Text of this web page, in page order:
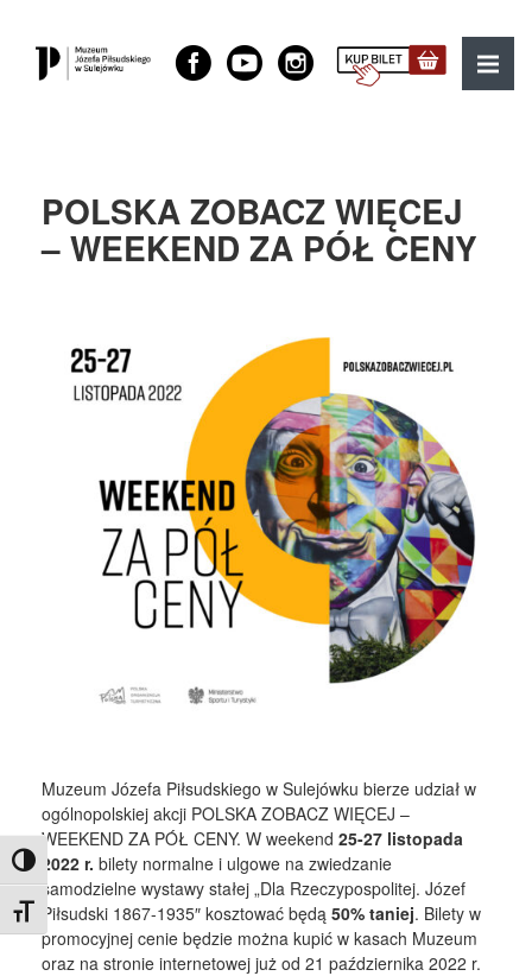
Toggle High Contrast
Toggle Font size
Muzeum Józefa Piłsudskiego w Sulejówku
MENU
POLSKA ZOBACZ WIĘCEJ
– WEEKEND ZA PÓŁ CENY
Muzeum Józefa Piłsudskiego w Sulejówku bierze udział w
ogólnopolskiej akcji POLSKA ZOBACZ WIĘCEJ –
WEEKEND ZA PÓŁ CENY. W weekend 25-27 listopada
2022 r. bilety normalne i ulgowe na zwiedzanie
samodzielne wystawy stałej „Dla Rzeczypospolitej. Józef
Piłsudski 1867-1935″ kosztować będą 50% taniej. Bilety w
promocyjnej cenie będzie można kupić w kasach Muzeum
oraz na stronie internetowej już od 21 października 2022 r.